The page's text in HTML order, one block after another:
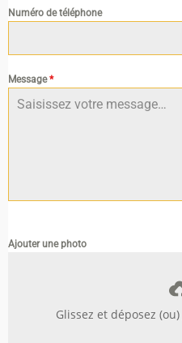
Numéro de téléphone
Message*
Ajouter une photo
Glissez et déposez (ou)